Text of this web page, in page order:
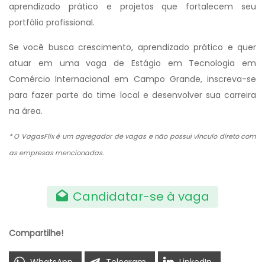
aprendizado prático e projetos que fortalecem seu
portfólio profissional.
Se você busca crescimento, aprendizado prático e quer
atuar em uma vaga de Estágio em Tecnologia em
Comércio Internacional em Campo Grande, inscreva-se
para fazer parte do time local e desenvolver sua carreira
na área.
* O VagasFlix é um agregador de vagas e não possui vínculo direto com
as empresas mencionadas.
Candidatar-se à vaga
Compartilhe!